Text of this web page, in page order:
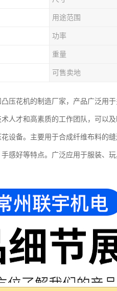
用途范围
功率
重量
可售卖地
压花机的制造厂家，产品广泛用
人才和高素质的工作团队，可以及
设备。主要用于合成纤维布料的
感好等特点。广泛应用于服装、